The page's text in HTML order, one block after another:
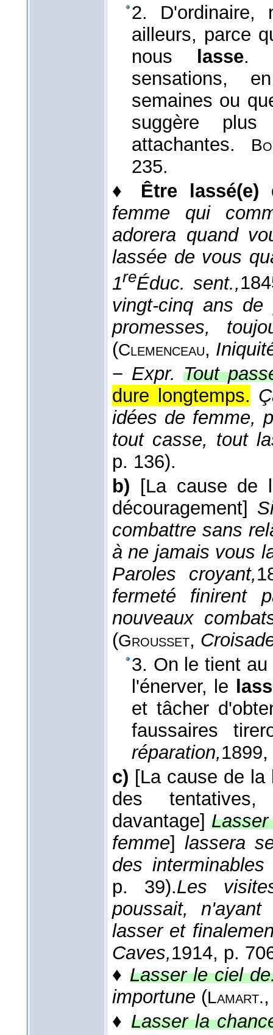
2. D'ordinaire,
ailleurs, parce
nous
lasse.
sensations,
semaines ou
suggère
attachantes.
235.
♦ Être
femme qui
adorera quand
lassée de vous
1reÉduc. sent.,
vingt-cinq ans de
promesses,
(Clemenceau,
− Expr. Tout
dure longtemps.
idées de femme,
tout casse, tout
p. 136).
b) [La cause de
découragement]
combattre sans
à ne jamais vous
Paroles croyant,
fermeté finirent
nouveaux
(Grousset,
3. On le tient
l'énerver, le
et tâcher
faussaires
réparation,1899,
c) [La cause de la
des tentatives,
davantage]
femme] lassera
des
p. 39).Les
poussait,
lasser et
Caves,1914, p.
♦ Lasser le ciel
importune (Lamart.
♦ Lasser la